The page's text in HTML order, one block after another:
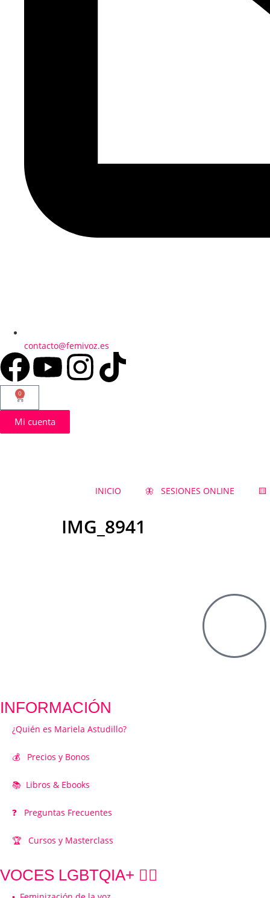
contacto@femivoz.es
0
Mi cuenta
INICIO 🦋 SESIONES ONLINE 🟨
IMG_8941
INFORMACIÓN
¿Quién es Mariela Astudillo?
💰 Precios y Bonos
📚 Libros & Ebooks
❓ Preguntas Frecuentes
🏆 Cursos y Masterclass
VOCES LGBTQIA+ 🏳️‍🌈